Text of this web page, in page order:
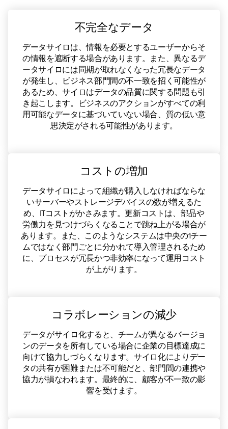
不完全なデータ
データサイロは、情報を必要とするユーザーからそ
の情報を遮断する場合があります。また、異なるデ
ータサイロには同期が取れなくなった冗長なデータ
が発生し、ビジネス部門間の不一致を招く可能性が
あるため、サイロはデータの品質に関する問題も引
き起こします。ビジネスのアクションがすべての利
用可能なデータに基づいていない場合、質の低い意
思決定がされる可能性があります。
コストの増加
データサイロによって組織が購入しなければならな
いサーバーやストレージデバイスの数が増えるた
め、ITコストがかさみます。更新コストは、部品や
労働力を見つけづらくなることで跳ね上がる場合が
あります。また、このようなシステムは中央の1チー
ムではなく部門ごとに分かれて導入管理されるため
に、プロセスが冗長かつ非効率になって運用コスト
が上がります。
コラボレーションの減少
データがサイロ化すると、チームが異なるバージョ
ンのデータを所有している場合に企業の目標達成に
向けて協力しづらくなります。サイロ化によりデー
タの共有が困難または不可能だと、部門間の連携や
協力が損なわれます。最終的に、顧客が不一致の影
響を受けます。